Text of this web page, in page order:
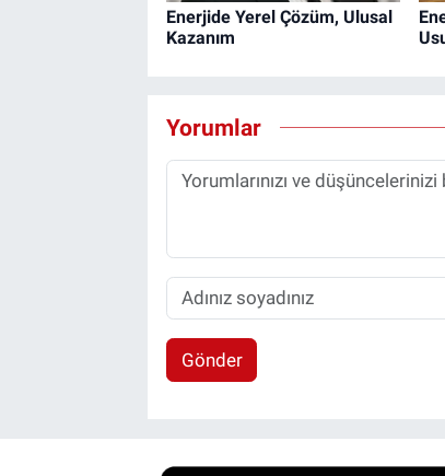
Enerjide Yerel Çözüm, Ulusal
Kazanım
Yorumlar
Gönder